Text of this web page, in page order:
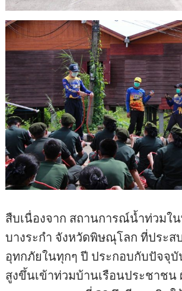
สืบเนื่องจาก สถานการณ์น้ำท่วมใ
บางระกำ จังหวัดพิษณุโลก ที่ประ
อุทกภัยในทุกๆ ปี ประกอบกับปัจจุบั
สูงขึ้นเข้าท่วมบ้านเรือนประชาช